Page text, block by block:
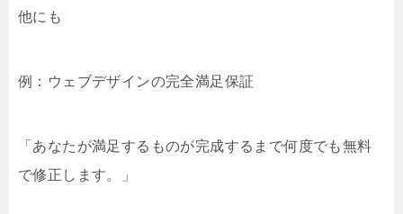
他にも
例：ウェブデザインの完全満足保証
「あなたが満足するものが完成するまで何度でも無料
で修正します。」